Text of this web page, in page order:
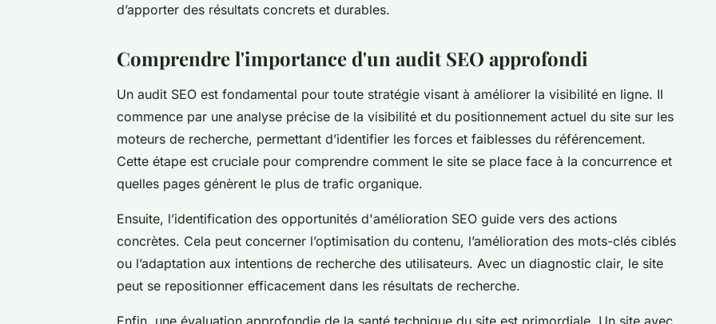
d’apporter des résultats concrets et durables.
Comprendre l'importance d'un audit SEO approfondi
Un audit SEO est fondamental pour toute stratégie visant à améliorer la visibilité en ligne. Il
commence par une analyse précise de la visibilité et du positionnement actuel du site sur les
moteurs de recherche, permettant d’identifier les forces et faiblesses du référencement.
Cette étape est cruciale pour comprendre comment le site se place face à la concurrence et
quelles pages génèrent le plus de trafic organique.
Ensuite, l’identification des opportunités d'amélioration SEO guide vers des actions
concrètes. Cela peut concerner l’optimisation du contenu, l’amélioration des mots-clés ciblés
ou l’adaptation aux intentions de recherche des utilisateurs. Avec un diagnostic clair, le site
peut se repositionner efficacement dans les résultats de recherche.